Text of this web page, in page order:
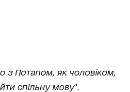
з Потапом, як чоловіком,
спільну мову".